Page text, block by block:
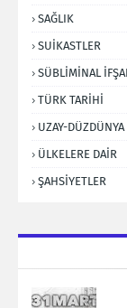
SAĞLIK
SUİKASTLER
SÜBLİMİNAL
TÜRK TARİHİ
UZAY-DÜZDÜNYA
ÜLKELERE DAİR
ŞAHSİYETLER